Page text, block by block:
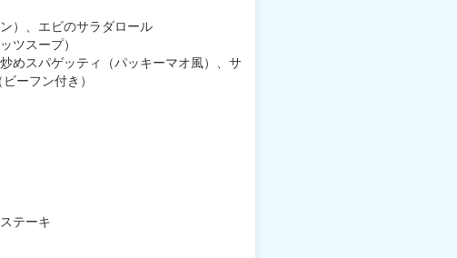
）、エビのサラダロール
ツスープ）
めスパゲッティ（パッキーマオ風）、サ
ーフン付き）
テーキ